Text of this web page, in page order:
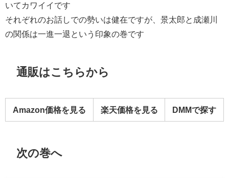
いてカワイイです
それぞれのお話しでの勢いは健在ですが、景太郎と成瀬川
の関係は一進一退という印象の巻です
通販はこちらから
Amazon価格を見る 楽天価格を見る DMMで探す
次の巻へ